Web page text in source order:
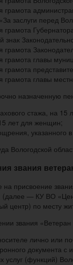
грамота
заслуги перед
грамота
знак
грамота
грамота главы
грамота
грамота главы
назначенную
стажа, на
лет для женщин;
указанного
Вологодской
звания
присвоение
(далее — КУ ВО
центр) по месту
звания
лично или
документа с
услуг (функций)